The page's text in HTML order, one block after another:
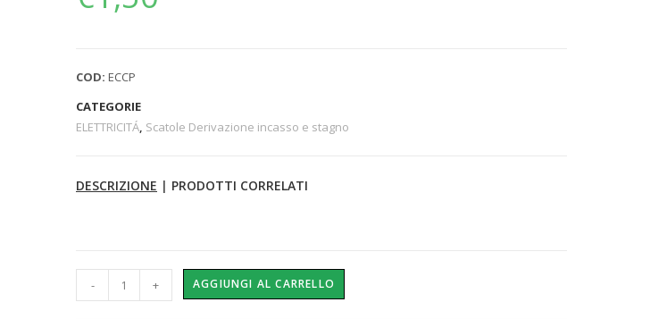
COD: ECCP
CATEGORIE
ELETTRICITÁ, Scatole Derivazione incasso e stagno
DESCRIZIONE | PRODOTTI CORRELATI
- + AGGIUNGI AL CARRELLO